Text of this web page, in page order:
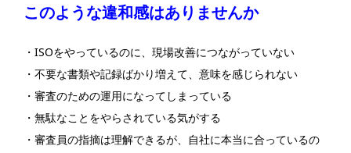
このような違和感はありませんか
・ISOをやっているのに、現場改善につながっていない
・不要な書類や記録ばかり増えて、意味を感じられない
・審査のための運用になってしまっている
・無駄なことをやらされている気がする
・審査員の指摘は理解できるが、自社に本当に合っているの